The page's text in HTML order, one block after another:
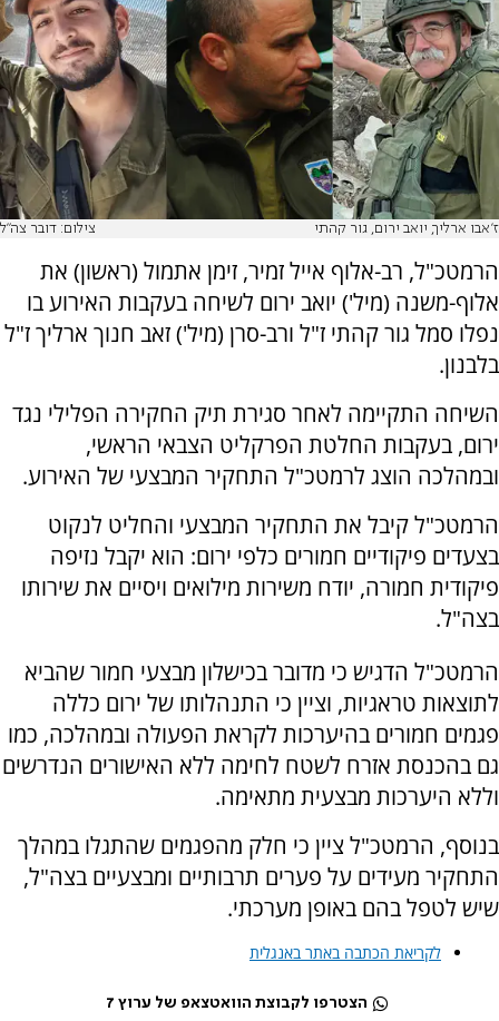
ז'אבו ארליך, יואב ירום, גור קהתי צילום: דובר צה"ל
הרמטכ"ל, רב-אלוף אייל זמיר, זימן אתמול (ראשון) את
אלוף-משנה (מיל') יואב ירום לשיחה בעקבות האירוע בו
נפלו סמל גור קהתי ז"ל ורב-סרן (מיל') זאב חנוך ארליך ז"ל
בלבנון.
השיחה התקיימה לאחר סגירת תיק החקירה הפלילי נגד
ירום, בעקבות החלטת הפרקליט הצבאי הראשי,
ובמהלכה הוצג לרמטכ"ל התחקיר המבצעי של האירוע.
הרמטכ"ל קיבל את התחקיר המבצעי והחליט לנקוט
בצעדים פיקודיים חמורים כלפי ירום: הוא יקבל נזיפה
פיקודית חמורה, יודח משירות מילואים ויסיים את שירותו
בצה"ל.
הרמטכ"ל הדגיש כי מדובר בכישלון מבצעי חמור שהביא
לתוצאות טראגיות, וציין כי התנהלותו של ירום כללה
פגמים חמורים בהיערכות לקראת הפעולה ובמהלכה, כמו
גם בהכנסת אזרח לשטח לחימה ללא האישורים הנדרשים
וללא היערכות מבצעית מתאימה.
בנוסף, הרמטכ"ל ציין כי חלק מהפגמים שהתגלו במהלך
התחקיר מעידים על פערים תרבותיים ומבצעיים בצה"ל,
שיש לטפל בהם באופן מערכתי.
לקריאת הכתבה באתר באנגלית
הצטרפו לקבוצת הוואטצאפ של ערוץ 7